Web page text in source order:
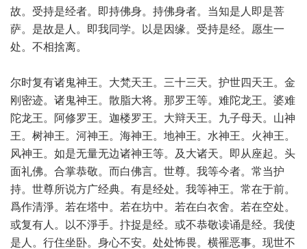
故。受持是经者。即持佛身。持佛身者。当知是人即是菩
萨。是故是人。即我同学。以是因缘。受持是经。愿生一
处。不相捨离。
尔时复有诸鬼神王。大梵天王。三十三天。护世四天王。金
刚密迹。诸鬼神王。散脂大将。那罗王等。难陀龙王。婆难
陀龙王。阿修罗王。迦楼罗王。大辩天王。九子母天。山神
王。树神王。河神王。海神王。地神王。水神王。火神王。
风神王。如是无量无边诸神王等。及大诸天。即从座起。头
面礼佛。合掌恭敬。而白佛言。世尊。我等今者。常当护
持。世尊所说方广经典。有是经处。我等神王。常在于前。
爲作清淨。若在塔中。若在坊中。若在白衣舍。若在空处。
或复有人。以不淨手。抃捉是经。或不恭敬读诵是经。我使
是人。行住坐卧。身心不安。处处怖畏。横罹恶事。现世不